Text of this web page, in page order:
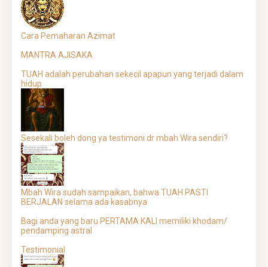
Cara Pemaharan Azimat
MANTRA AJISAKA
TUAH adalah perubahan sekecil apapun yang terjadi dalam
hidup
Sesekali boleh dong ya testimoni dr mbah Wira sendiri?
Mbah Wira sudah sampaikan, bahwa TUAH PASTI
BERJALAN selama ada kasabnya
Bagi anda yang baru PERTAMA KALI memiliki khodam/
pendamping astral
Testimonial